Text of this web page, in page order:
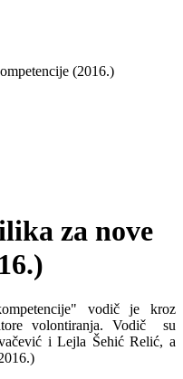
(2016.)
za nove
vodič je kroz
volontiranja. Vodič su
i Lejla Šehić Relić, a